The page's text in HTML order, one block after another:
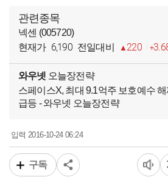
관련종목
넥센 (005720)
현재가 6,190 전일대비 220
와우넷 오늘장전략
스페이스X, 최대 9.1억주 보호예수
급등 - 와우넷 오늘장전략
입력2016-10-24 06:24
구독